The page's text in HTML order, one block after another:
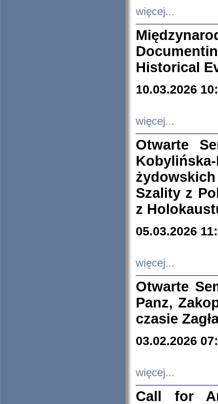
więcej...
Historical
10.03.2026
więcej...
Otwarte
Szality z
z
05.03.2026
więcej...
Otwarte
Panz,
czasie
03.02.2026
więcej...
Call for